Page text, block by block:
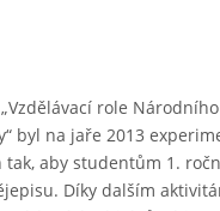
role
byl na jaře 2013
tak, aby studentům 1.
Díky dalším